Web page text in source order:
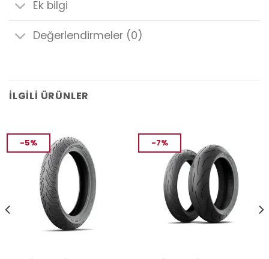
Ek bilgi
Değerlendirmeler (0)
İLGILI ÜRÜNLER
-5% -7%